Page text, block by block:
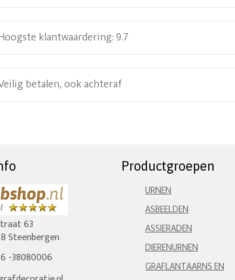
klantwaardering: 9.7
betalen, ook achteraf
63
Steenbergen
-38080006
Productgroepen
URNEN
ASBEELDEN
ASSIERADEN
DIERENURNEN
GRAFLANTAARNS EN